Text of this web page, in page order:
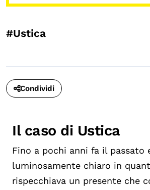
#Ustica
Condividi
Il caso di Ustica
Fino a pochi anni fa il passato
luminosamente chiaro in
rispecchiava un presente che